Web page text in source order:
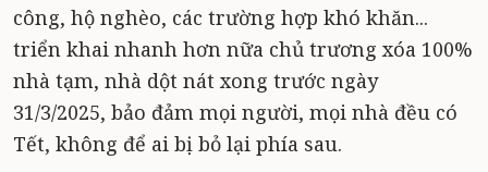
công, hộ nghèo, các trường hợp khó khăn...
triển khai nhanh hơn nữa chủ trương xóa 100%
nhà tạm, nhà dột nát xong trước ngày
31/3/2025, bảo đảm mọi người, mọi nhà đều có
Tết, không để ai bị bỏ lại phía sau.